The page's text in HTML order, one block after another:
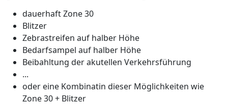
dauerhaft Zone 30
Blitzer
Zebrastreifen auf halber Höhe
Bedarfsampel auf halber Höhe
Beibahltung der akutellen Verkehrsführung
...
oder eine Kombinatin dieser Möglichkeiten wie
Zone 30 + Blitzer